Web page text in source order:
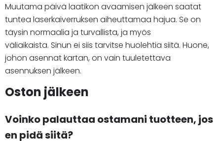
Muutama päivä laatikon avaamisen jälkeen saatat
tuntea laserkaiverruksen aiheuttamaa hajua. Se on
täysin normaalia ja turvallista, ja myös
väliaikaista. Sinun ei siis tarvitse huolehtia siitä. Huone,
johon asennat kartan, on vain tuuletettava
asennuksen jälkeen.
Oston jälkeen
Voinko palauttaa ostamani tuotteen, jos
en pidä siitä?